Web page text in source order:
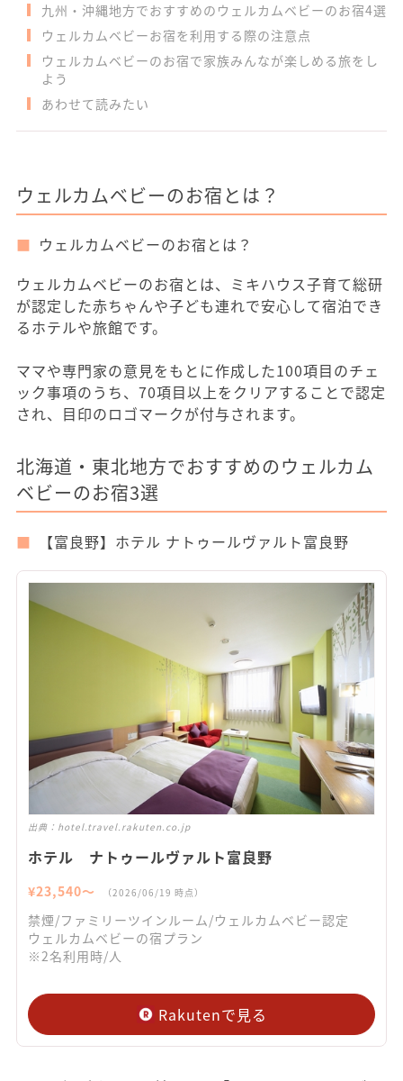
九州・沖縄地方でおすすめのウェルカムベビーのお宿4選
ウェルカムベビーお宿を利用する際の注意点
ウェルカムベビーのお宿で家族みんなが楽しめる旅をし
よう
あわせて読みたい
ウェルカムベビーのお宿とは？
ウェルカムベビーのお宿とは？
ウェルカムベビーのお宿とは、ミキハウス子育て総研
が認定した赤ちゃんや子ども連れで安心して宿泊でき
るホテルや旅館です。
ママや専門家の意見をもとに作成した100項目のチェ
ック事項のうち、70項目以上をクリアすることで認定
され、目印のロゴマークが付与されます。
北海道・東北地方でおすすめのウェルカム
ベビーのお宿3選
【富良野】ホテル ナトゥールヴァルト富良野
出典： hotel.travel.rakuten.co.jp
ホテル ナトゥールヴァルト富良野
¥23,540〜 （2026/06/19 時点）
禁煙/ファミリーツインルーム/ウェルカムベビー認定
ウェルカムベビーの宿プラン
※2名利用時/人
Rakutenで見る